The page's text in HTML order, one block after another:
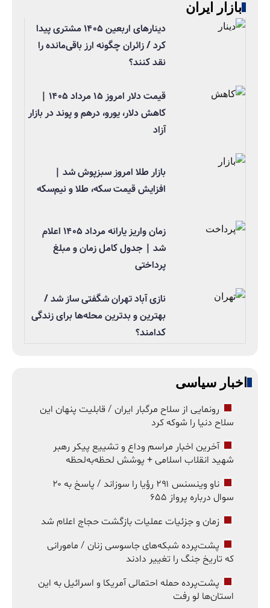
بازار ایران
دینارهای اربعین ۱۴۰۵ مشتری پیدا
کرد / زائران چگونه ارز باقی‌مانده را
نقد کنند؟
قیمت دلار امروز ۱۵ مرداد ۱۴۰۵ |
کاهش دلار، یورو، درهم و پوند در بازار
آزاد
بازار طلا امروز سبزپوش شد |
افزایش قیمت سکه، طلا و نیم‌سکه
زمان واریز یارانه مرداد ۱۴۰۵ اعلام
شد | جدول کامل زمان و مبلغ
پرداختی
نازی آباد تهران شگفتی ساز شد /
بهترین و بدترین محله‌ها برای زندگی
کدامند؟
اخبار سیاسی
رونمایی از سلاح مرگبار ایران / قابلیت پنهان این
سلاح دنیا را شوکه کرد
آخرین اخبار مراسم وداع و تشییع پیکر رهبر
شهید انقلاب اسلامی + پوشش لحظه‌به‌لحظه
ناو وینسنس ۲۹۱ رؤیا را سوزاند / پاسخ به ۲۰
سوال درباره پرواز ۶۵۵
زمان و جزئیات عملیات بازگشت حجاج اعلام شد
پشت‌پرده شبکه‌های جاسوسی زنان / مامورانی
که تاریخ جنگ را تغییر دادند
پشت‌پرده حمله احتمالی آمریکا و اسرائیل به این
استان‌ها لو رفت